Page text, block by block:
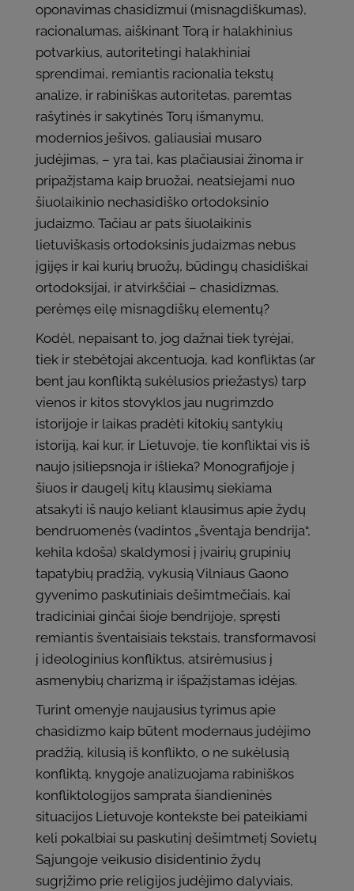
oponavimas chasidizmui (misnagdiškumas),
racionalumas, aiškinant Torą ir halakhinius
potvarkius, autoritetingi halakhiniai
sprendimai, remiantis racionalia tekstų
analize, ir rabiniškas autoritetas, paremtas
rašytinės ir sakytinės Torų išmanymu,
modernios ješivos, galiausiai musaro
judėjimas, – yra tai, kas plačiausiai žinoma ir
pripažįstama kaip bruožai, neatsiejami nuo
šiuolaikinio nechasidiško ortodoksinio
judaizmo. Tačiau ar pats šiuolaikinis
lietuviškasis ortodoksinis judaizmas nebus
įgijęs ir kai kurių bruožų, būdingų chasidiškai
ortodoksijai, ir atvirkščiai – chasidizmas,
perėmęs eilę misnagdiškų elementų?
Kodėl, nepaisant to, jog dažnai tiek tyrėjai,
tiek ir stebėtojai akcentuoja, kad konfliktas (ar
bent jau konfliktą sukėlusios priežastys) tarp
vienos ir kitos stovyklos jau nugrimzdo
istorijoje ir laikas pradėti kitokių santykių
istoriją, kai kur, ir Lietuvoje, tie konfliktai vis iš
naujo įsiliepsnoja ir išlieka? Monografijoje į
šiuos ir daugelį kitų klausimų siekiama
atsakyti iš naujo keliant klausimus apie žydų
bendruomenės (vadintos „šventąja bendrija“,
kehila kdoša) skaldymosi į įvairių grupinių
tapatybių pradžią, vykusią Vilniaus Gaono
gyvenimo paskutiniais dešimtmečiais, kai
tradiciniai ginčai šioje bendrijoje, spręsti
remiantis šventaisiais tekstais, transformavosi
į ideologinius konfliktus, atsirėmusius į
asmenybių charizmą ir išpažįstamas idėjas.
Turint omenyje naujausius tyrimus apie
chasidizmo kaip būtent modernaus judėjimo
pradžią, kilusią iš konflikto, o ne sukėlusią
konfliktą, knygoje analizuojama rabiniškos
konfliktologijos samprata šiandieninės
situacijos Lietuvoje kontekste bei pateikiami
keli pokalbiai su paskutinį dešimtmetį Sovietų
Sąjungoje veikusio disidentinio žydų
sugrįžimo prie religijos judėjimo dalyviais,